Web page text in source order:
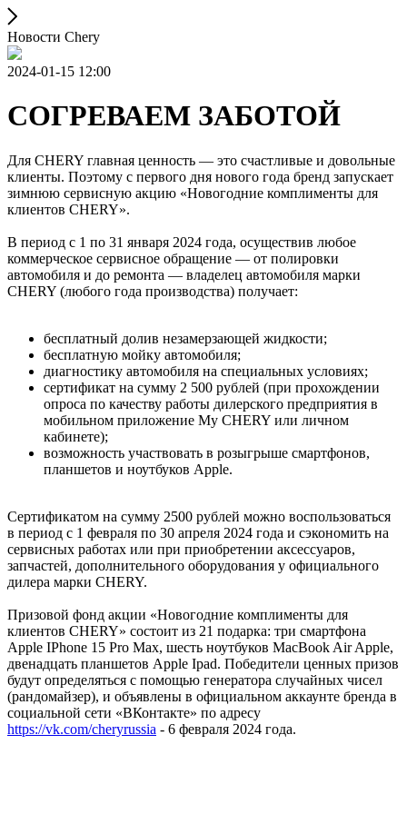
Новости Chery
2024-01-15 12:00
СОГРЕВАЕМ ЗАБОТОЙ
Для CHERY главная ценность — это счастливые и довольные
клиенты. Поэтому с первого дня нового года бренд запускает
зимнюю сервисную акцию «Новогодние комплименты для
клиентов CHERY».
В период с 1 по 31 января 2024 года, осуществив любое
коммерческое сервисное обращение — от полировки
автомобиля и до ремонта — владелец автомобиля марки
CHERY (любого года производства) получает:
бесплатный долив незамерзающей жидкости;
бесплатную мойку автомобиля;
диагностику автомобиля на специальных условиях;
сертификат на сумму 2 500 рублей (при прохождении
опроса по качеству работы дилерского предприятия в
мобильном приложение My CHERY или личном
кабинете);
возможность участвовать в розыгрыше смартфонов,
планшетов и ноутбуков Apple.
Сертификатом на сумму 2500 рублей можно воспользоваться
в период с 1 февраля по 30 апреля 2024 года и сэкономить на
сервисных работах или при приобретении аксессуаров,
запчастей, дополнительного оборудования у официального
дилера марки CHERY.
Призовой фонд акции «Новогодние комплименты для
клиентов CHERY» состоит из 21 подарка: три смартфона
Apple IPhone 15 Pro Max, шесть ноутбуков MacBook Air Apple,
двенадцать планшетов Apple Ipad. Победители ценных призов
будут определяться с помощью генератора случайных чисел
(рандомайзер), и объявлены в официальном аккаунте бренда в
социальной сети «ВКонтакте» по адресу
https://vk.com/cheryrussia - 6 февраля 2024 года.